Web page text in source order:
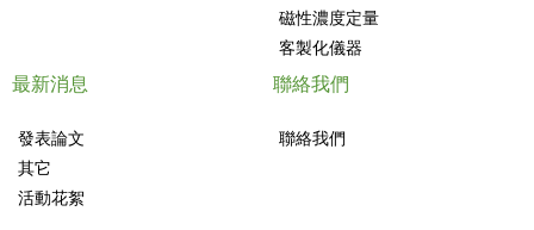
磁性濃度定量
客製化儀器
最新消息
發表論文
其它
活動花絮
聯絡我們
聯絡我們